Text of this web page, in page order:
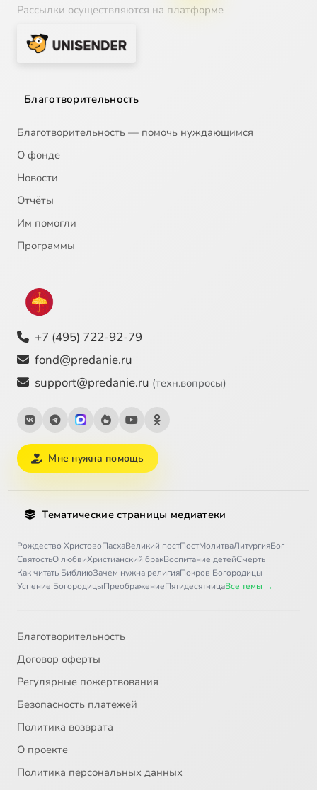
Рассылки осуществляются на платформе
Благотворительность
Благотворительность — помочь нуждающимся
О фонде
Новости
Отчёты
Им помогли
Программы
+7 (495) 722-92-79
fond@predanie.ru
support@predanie.ru (техн.вопросы)
Мне нужна помощь
Тематические страницы медиатеки
Рождество ХристовоПасхаВеликий постПостМолитваЛитургияБог
СвятостьО любвиХристианский бракВоспитание детейСмерть
Как читать БиблиюЗачем нужна религияПокров Богородицы
Успение БогородицыПреображениеПятидесятницаВсе темы →
Благотворительность
Договор оферты
Регулярные пожертвования
Безопасность платежей
Политика возврата
О проекте
Политика персональных данных